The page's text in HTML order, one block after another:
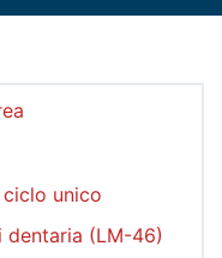
unico
dentaria (LM-46)